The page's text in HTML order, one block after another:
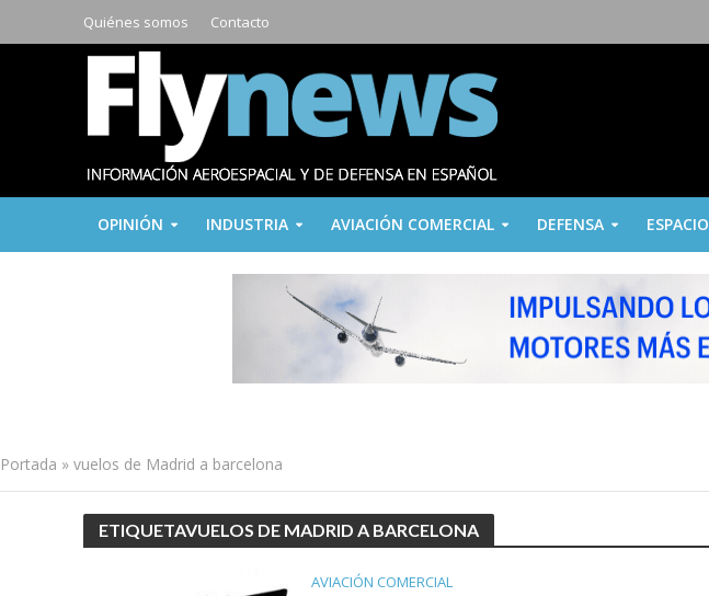
Quiénes somos Contacto
OPINIÓN INDUSTRIA AVIACIÓN COMERCIAL DEFENSA ESPACIO
Portada » vuelos de Madrid a barcelona
ETIQUETAVUELOS DE MADRID A BARCELONA
AVIACIÓN COMERCIAL